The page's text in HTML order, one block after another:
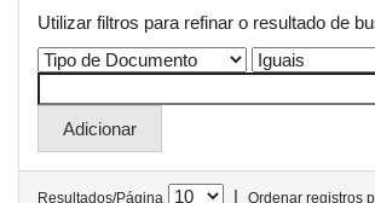
Utilizar filtros para refinar o resultado de
Resultados/Página | Ordenar registros